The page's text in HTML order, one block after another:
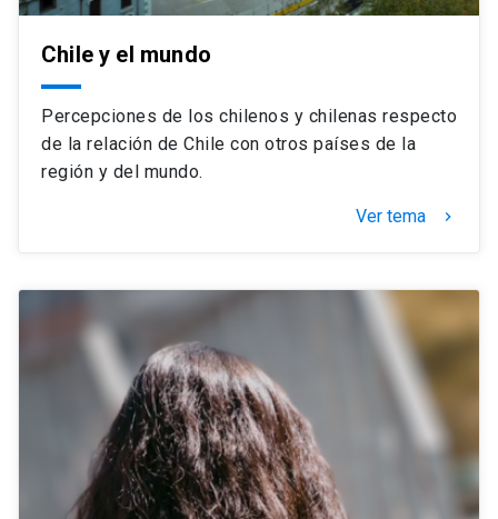
Chile y el mundo
Percepciones de los chilenos y chilenas respecto
de la relación de Chile con otros países de la
región y del mundo.
Ver tema keyboard_arrow_right